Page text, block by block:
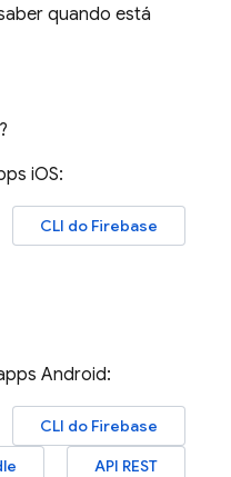
quando está
iOS:
CLI do Firebase
Android:
CLI do Firebase
API REST